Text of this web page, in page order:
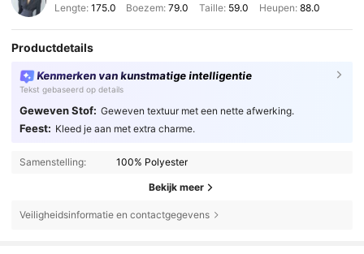
Lengte: 175.0 Boezem:79.0 Taille: 59.0 Heupen: 88.0
Productdetails
Kenmerken van kunstmatige intelligentie
Tekst gebaseerd op details
Geweven Stof: Geweven textuur met een nette afwerking.
Feest: Kleed je aan met extra charme.
Samenstelling: 100% Polyester
Bekijk meer
Veiligheidsinformatie en contactgegevens